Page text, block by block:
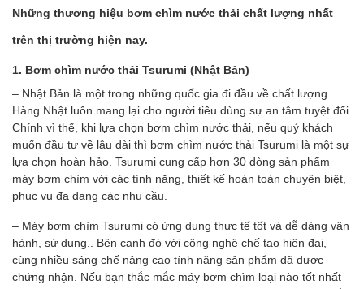
Những thương hiệu bơm chìm nước thải chất lượng nhất
trên thị trường hiện nay.
1. Bơm chìm nước thải Tsurumi (Nhật Bản)
– Nhật Bản là một trong những quốc gia đi đầu về chất lượng.
Hàng Nhật luôn mang lại cho người tiêu dùng sự an tâm tuyệt đối.
Chính vì thế, khi lựa chọn bơm chìm nước thải, nếu quý khách
muốn đầu tư về lâu dài thì bơm chìm nước thải Tsurumi là một sự
lựa chọn hoàn hảo. Tsurumi cung cấp hơn 30 dòng sản phẩm
máy bơm chìm với các tính năng, thiết kế hoàn toàn chuyên biệt,
phục vụ đa dạng các nhu cầu.
– Máy bơm chìm Tsurumi có ứng dụng thực tế tốt và dễ dàng vận
hành, sử dụng.. Bên cạnh đó với công nghệ chế tạo hiện đại,
cùng nhiều sáng chế nâng cao tính năng sản phẩm đã được
chứng nhận. Nếu bạn thắc mắc máy bơm chìm loại nào tốt nhất